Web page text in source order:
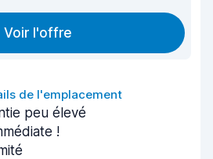
Voir l'offre
de l'emplacement
peu élevé
!